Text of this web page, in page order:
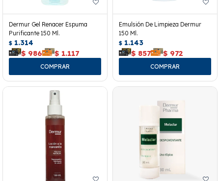
Dermur Gel Renacer Espuma
Purificante 150 Ml.
$ 1.314
$ 986 $ 1.117
Emulsión De Limpieza Dermur
150 Ml.
$ 1.143
$ 857 $ 972